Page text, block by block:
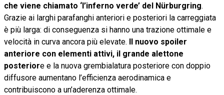
che viene chiamato ‘l’inferno verde’ del Nürburgring.
Grazie ai larghi parafanghi anteriori e posteriori la carreggiata
è più larga: di conseguenza si hanno una trazione ottimale e
velocità in curva ancora più elevate. Il nuovo spoiler
anteriore con elementi attivi, il grande alettone
posteriore e la nuova grembialatura posteriore con doppio
diffusore aumentano l’efficienza aerodinamica e
contribuiscono a un’aderenza ottimale.